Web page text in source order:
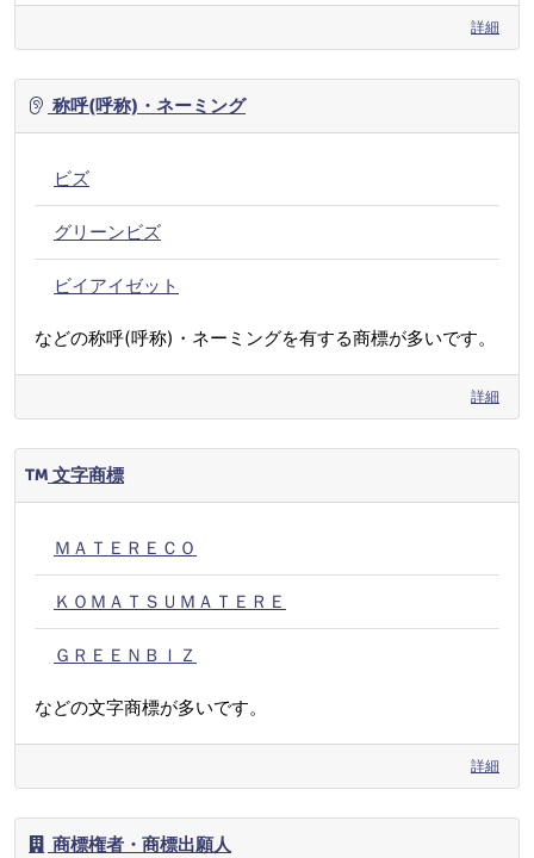
詳細
称呼(呼称)・ネーミング
ビズ
グリーンビズ
ビイアイゼット
などの称呼(呼称)・ネーミングを有する商標が多いです。
詳細
文字商標
ＭＡＴＥＲＥＣＯ
ＫＯＭＡＴＳＵＭＡＴＥＲＥ
ＧＲＥＥＮＢＩＺ
などの文字商標が多いです。
詳細
商標権者・商標出願人